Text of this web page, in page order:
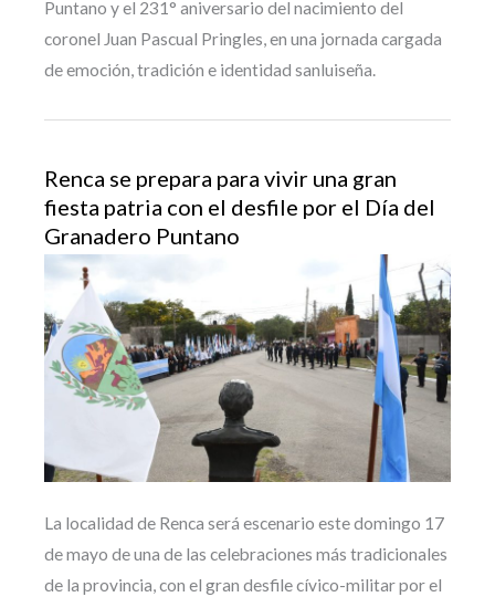
Puntano y el 231° aniversario del nacimiento del
coronel Juan Pascual Pringles, en una jornada cargada
de emoción, tradición e identidad sanluiseña.
Renca se prepara para vivir una gran
fiesta patria con el desfile por el Día del
Granadero Puntano
La localidad de Renca será escenario este domingo 17
de mayo de una de las celebraciones más tradicionales
de la provincia, con el gran desfile cívico-militar por el